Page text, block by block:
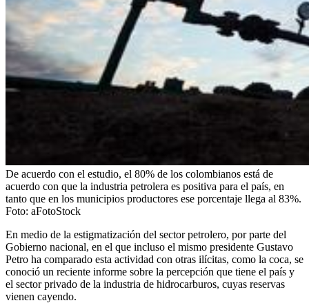
De acuerdo con el estudio, el 80% de los colombianos está de
acuerdo con que la industria petrolera es positiva para el país, en
tanto que en los municipios productores ese porcentaje llega al 83%.
Foto: aFotoStock
En medio de la estigmatización del sector petrolero, por parte del
Gobierno nacional, en el que incluso el mismo presidente Gustavo
Petro ha comparado esta actividad con otras ilícitas, como la coca, se
conoció un reciente informe sobre la percepción que tiene el país y
el sector privado de la industria de hidrocarburos, cuyas reservas
vienen cayendo.